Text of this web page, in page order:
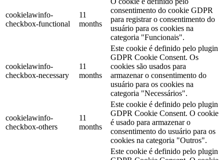
cookielawinfo-
checkbox-functional
11
months
consentimento do cookie GDPR
para registrar o consentimento do
usuário para os cookies na
categoria "Funcionais".
cookielawinfo-
checkbox-necessary
11
months
Este cookie é definido pelo plugin
GDPR Cookie Consent. Os
cookies são usados ​​para
armazenar o consentimento do
usuário para os cookies na
categoria "Necessários".
cookielawinfo-
checkbox-others
11
months
Este cookie é definido pelo plugin
GDPR Cookie Consent. O cookie
é usado para armazenar o
consentimento do usuário para os
cookies na categoria "Outros".
Este cookie é definido pelo plugin